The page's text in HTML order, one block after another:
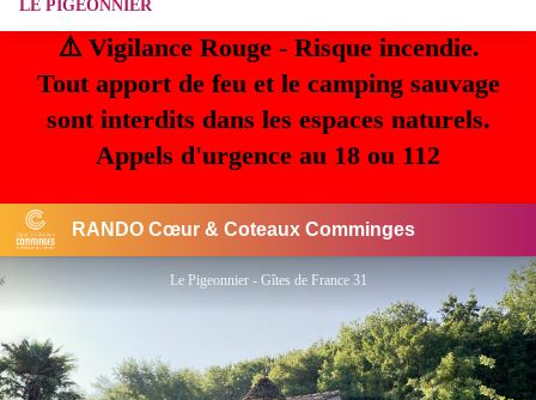
⚠️ Vigilance Rouge - Risque incendie.
Tout apport de feu et le camping sauvage
sont interdits dans les espaces naturels.
Appels d'urgence au 18 ou 112
RANDO Cœur & Coteaux Comminges
LE PIGEONNIER
Le Pigeonnier - Gîtes de France 31